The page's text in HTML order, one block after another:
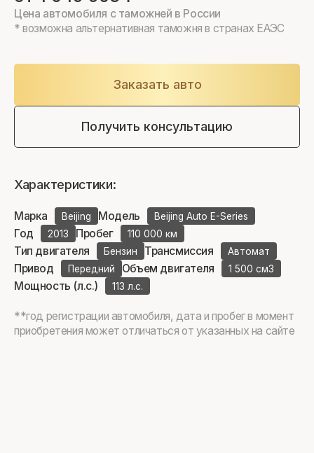
Цена автомобиля с таможней в России
* возможна альтернативная таможня в странах ЕАЭС
Заказать авто
Получить консультацию
Характеристики:
Марка Beijing Модель Beijing Auto E-Series
Год 2013 Пробег 110 000 км
Тип двигателя Бензин Трансмиссия Автомат
Привод Передний Объем двигателя 1 500 см3
Мощность (л.с.) 113 л.с.
**год регистрации автомобиля, дата и пробег в момент
приобретения может отличаться от указанных на сайте